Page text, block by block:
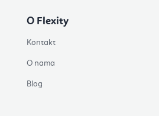
O Flexity
Kontakt
O nama
Blog